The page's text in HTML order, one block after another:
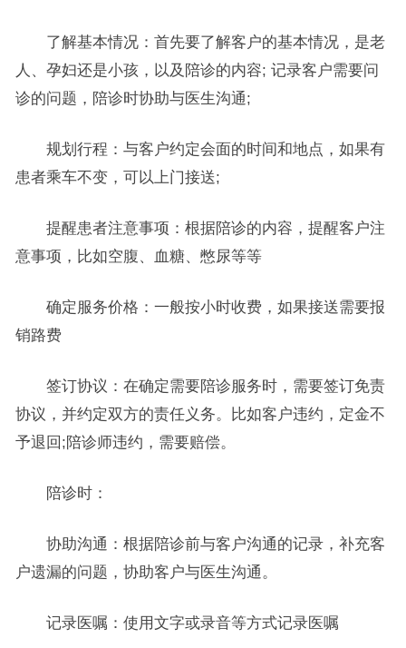
了解基本情况：首先要了解客户的基本情况，是老
人、孕妇还是小孩，以及陪诊的内容; 记录客户需要问
诊的问题，陪诊时协助与医生沟通;
规划行程：与客户约定会面的时间和地点，如果有
患者乘车不变，可以上门接送;
提醒患者注意事项：根据陪诊的内容，提醒客户注
意事项，比如空腹、血糖、憋尿等等
确定服务价格：一般按小时收费，如果接送需要报
销路费
签订协议：在确定需要陪诊服务时，需要签订免责
协议，并约定双方的责任义务。比如客户违约，定金不
予退回;陪诊师违约，需要赔偿。
陪诊时：
协助沟通：根据陪诊前与客户沟通的记录，补充客
户遗漏的问题，协助客户与医生沟通。
记录医嘱：使用文字或录音等方式记录医嘱